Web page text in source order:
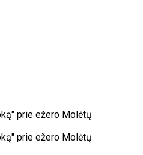
prie ežero Molėtų
prie ežero Molėtų